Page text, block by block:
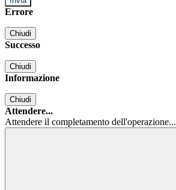
Errore
Chiudi
Successo
Chiudi
Informazione
Chiudi
Attendere...
Attendere il completamento dell'operazione...